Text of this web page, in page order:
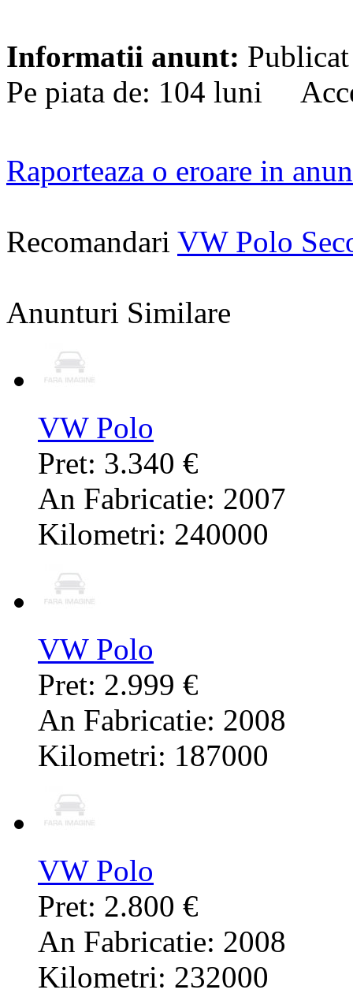
Informatii anunt:
Pe piata de: 104 luni
Raporteaza o eroare in
Recomandari VW Polo
Anunturi Similare
VW Polo
Pret: 3.340 €
An Fabricatie: 2007
Kilometri: 240000
VW Polo
Pret: 2.999 €
An Fabricatie: 2008
Kilometri: 187000
VW Polo
Pret: 2.800 €
An Fabricatie: 2008
Kilometri: 232000